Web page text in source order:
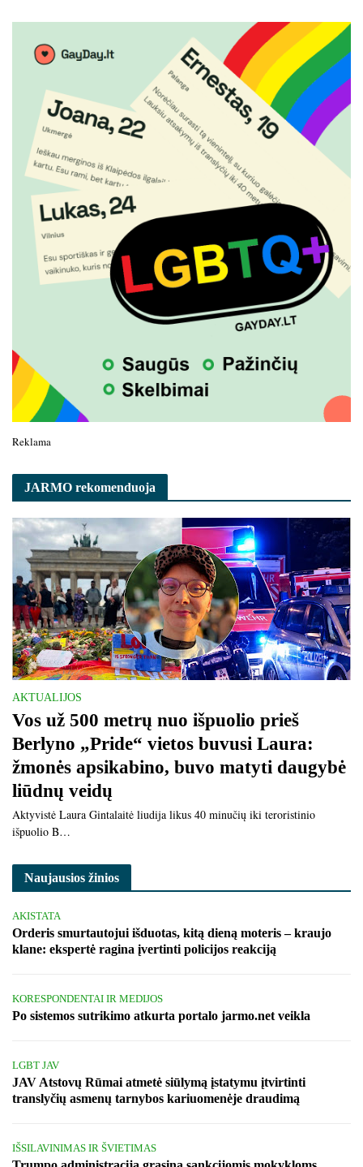
Reklama
JARMO rekomenduoja
AKTUALIJOS
Vos už 500 metrų nuo išpuolio prieš
Berlyno „Pride“ vietos buvusi Laura:
žmonės apsikabino, buvo matyti daugybė
liūdnų veidų
Aktyvistė Laura Gintalaitė liudija likus 40 minučių iki teroristinio
išpuolio B…
Naujausios žinios
AKISTATA
Orderis smurtautojui išduotas, kitą dieną moteris – kraujo
klane: ekspertė ragina įvertinti policijos reakciją
KORESPONDENTAI IR MEDIJOS
Po sistemos sutrikimo atkurta portalo jarmo.net veikla
LGBT JAV
JAV Atstovų Rūmai atmetė siūlymą įstatymu įtvirtinti
translyčių asmenų tarnybos kariuomenėje draudimą
IŠSILAVINIMAS IR ŠVIETIMAS